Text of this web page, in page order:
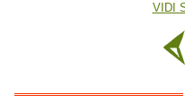
VIDI